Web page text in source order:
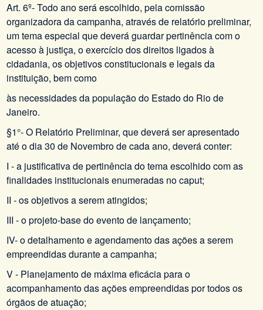
Art. 6º- Todo ano será escolhido, pela comissão
organizadora da campanha, através de relatório preliminar,
um tema especial que deverá guardar pertinência com o
acesso à justiça, o exercício dos direitos ligados à
cidadania, os objetivos constitucionais e legais da
instituição, bem como
às necessidades da população do Estado do Rio de
Janeiro.
§1°- O Relatório Preliminar, que deverá ser apresentado
até o dia 30 de Novembro de cada ano, deverá conter:
I - a justificativa de pertinência do tema escolhido com as
finalidades institucionais enumeradas no caput;
II - os objetivos a serem atingidos;
III - o projeto-base do evento de lançamento;
IV- o detalhamento e agendamento das ações a serem
empreendidas durante a campanha;
V - Planejamento de máxima eficácia para o
acompanhamento das ações empreendidas por todos os
órgãos de atuação;